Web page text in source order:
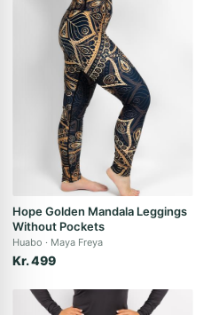
Hope Golden Mandala Leggings
Without Pockets
Huabo Maya Freya
Kr. 499